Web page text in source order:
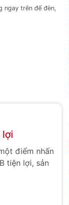
ngay trên đế đèn,
lợi
điểm nhấn
tiện lợi, sản